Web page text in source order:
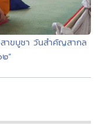
สาขบูชา วันสำคัญสากล
”